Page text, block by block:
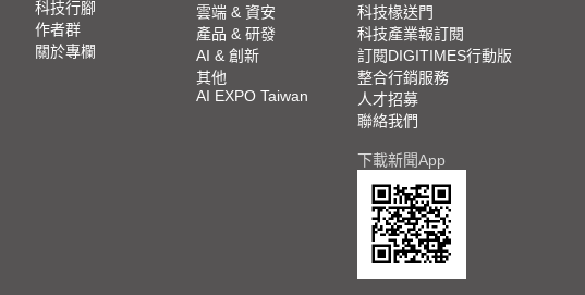
科技行腳
作者群
關於專欄
雲端 & 資安
產品 & 研發
AI & 創新
其他
AI EXPO Taiwan
科技椽送門
科技產業報訂閱
訂閱DIGITIMES行動版
整合行銷服務
人才招募
聯絡我們
下載新聞App